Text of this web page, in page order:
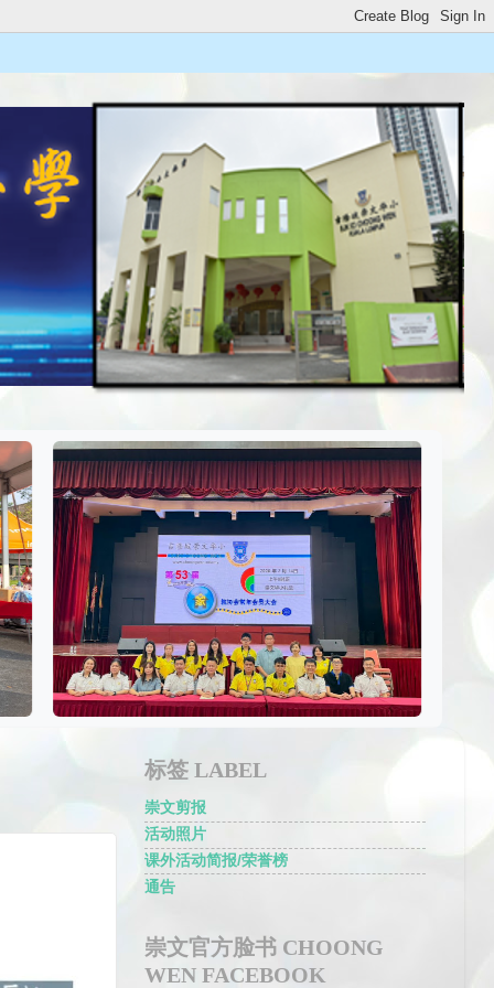
标签 LABEL
崇文剪报
活动照片
课外活动简报/荣誉榜
通告
崇文官方脸书 CHOONG
WEN FACEBOOK